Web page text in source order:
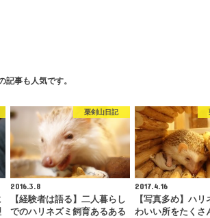
記事も人気です。
栗剣山日記
2016.3.8
【経験者は語る】二人暮らし
でのハリネズミ飼育あるある
2017.4.16
【写真多め】ハ
わいい所をたくさ